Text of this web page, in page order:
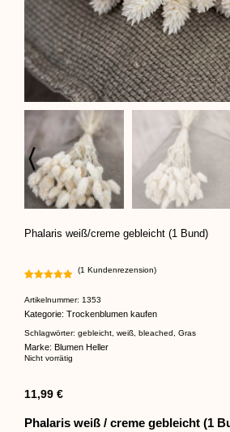
Phalaris weiß/creme gebleicht (1 Bund)
mit
5.00
von 5,
basierend
Kundenbewertung
(1 Kundenrezension)
Artikelnummer: 1353
Kategorie: Trockenblumen kaufen
Schlagwörter: gebleicht weiß bleached Gras
Marke: Blumen Heller
Nicht vorrätig
11,99 €
Phalaris weiß / creme gebleicht (1